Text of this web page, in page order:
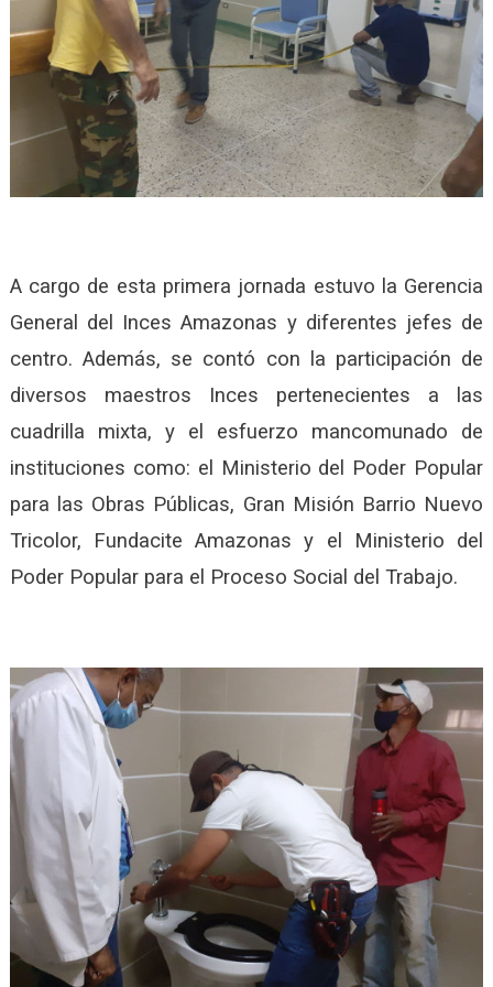
A cargo de esta primera jornada estuvo la Gerencia
General del Inces Amazonas y diferentes jefes de
centro. Además, se contó con la participación de
diversos maestros Inces pertenecientes a las
cuadrilla mixta, y el esfuerzo mancomunado de
instituciones como: el Ministerio del Poder Popular
para las Obras Públicas, Gran Misión Barrio Nuevo
Tricolor, Fundacite Amazonas y el Ministerio del
Poder Popular para el Proceso Social del Trabajo.